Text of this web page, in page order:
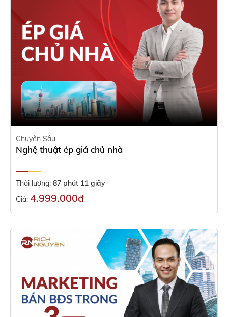
Chuyên Sâu
Nghệ thuật ép giá chủ nhà
Thời lượng: 87 phút 11 giây
Giá: 4.999.000đ